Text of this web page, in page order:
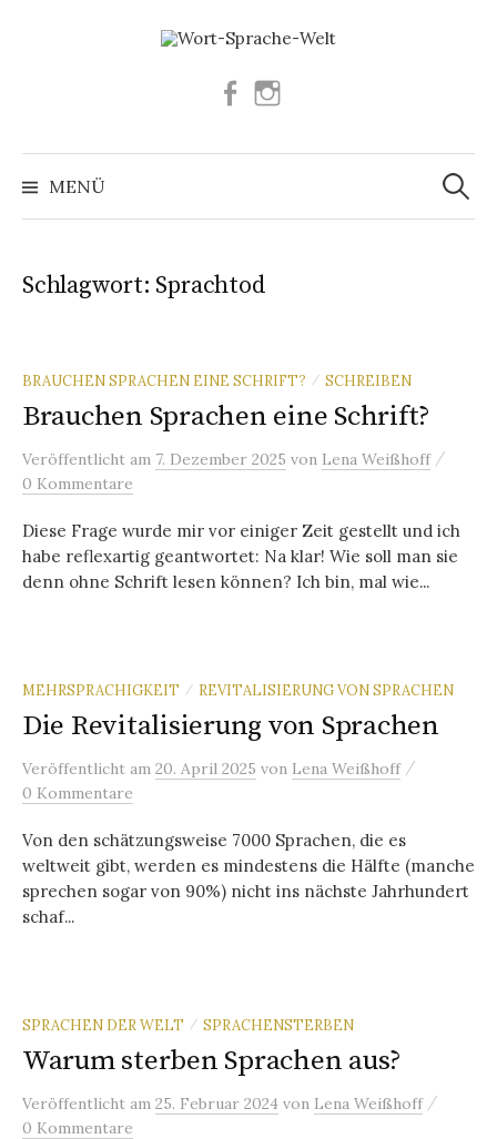
Facebook
MENÜ
Suchen
nach:
Schlagwort: Sprachtod
BRAUCHEN SPRACHEN EINE SCHRIFT? / SCHREIBEN
Brauchen Sprachen eine Schrift?
Veröffentlicht am 7. Dezember 2025 von Lena Weißhoff /
0 Kommentare
Diese Frage wurde mir vor einiger Zeit gestellt und ich
habe reflexartig geantwortet: Na klar! Wie soll man sie
denn ohne Schrift lesen können? Ich bin, mal wie...
MEHRSPRACHIGKEIT / REVITALISIERUNG VON SPRACHEN
Die Revitalisierung von Sprachen
Veröffentlicht am 20. April 2025 von Lena Weißhoff /
0 Kommentare
Von den schätzungsweise 7000 Sprachen, die es
weltweit gibt, werden es mindestens die Hälfte (manche
sprechen sogar von 90%) nicht ins nächste Jahrhundert
schaf...
SPRACHEN DER WELT / SPRACHENSTERBEN
Warum sterben Sprachen aus?
Veröffentlicht am 25. Februar 2024 von Lena Weißhoff /
0 Kommentare